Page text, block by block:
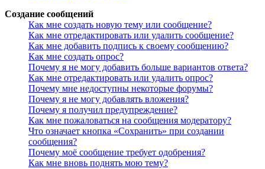
Создание сообщений
Как мне создать новую тему или сообщение?
Как мне отредактировать или удалить сообщение?
Как мне добавить подпись к своему сообщению?
Как мне создать опрос?
Почему я не могу добавить больше вариантов ответа?
Как мне отредактировать или удалить опрос?
Почему мне недоступны некоторые форумы?
Почему я не могу добавлять вложения?
Почему я получил предупреждение?
Как мне пожаловаться на сообщения модератору?
Что означает кнопка «Сохранить» при создании
сообщения?
Почему моё сообщение требует одобрения?
Как мне вновь поднять мою тему?